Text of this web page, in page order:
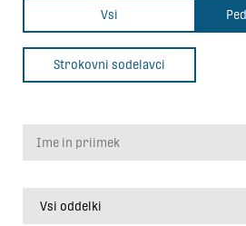
Vsi
Strokovni sodelavci